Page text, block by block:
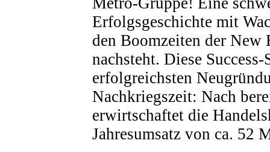
Erfolgsgeschichte mit
den Boomzeiten der
nachsteht. Diese
erfolgreichsten
Nachkriegszeit: Nach
erwirtschaftet die
Jahresumsatz von ca. 52